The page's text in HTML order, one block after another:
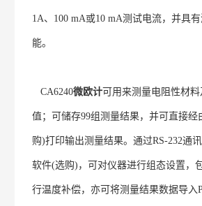
1A、100 mA或10 mA测试电流，并具
能。
CA6240微欧计可用来测量电阻性材
值；可储存99组测量结果，并可直接经
购)打印输出测量结果。通过RS-232通
软件(选购)，可对仪器进行组态设置，
行温度补偿，亦可将测量结果数据导入